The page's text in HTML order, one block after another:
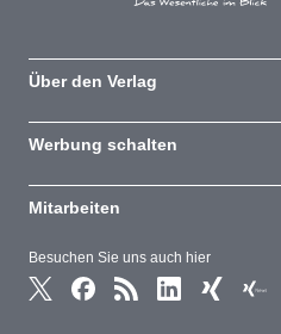
Besuchen Sie uns auch hier
Über den Verlag
Werbung schalten
Mitarbeiten